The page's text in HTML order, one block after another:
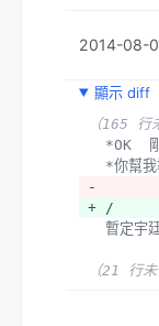
2014-08-
顯示 diff
（165 行
*OK
*你幫
-
+ /
暫定
（21 行未